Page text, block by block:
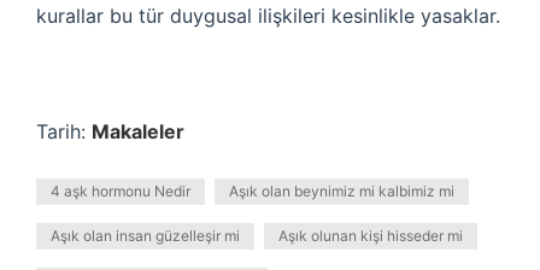
kurallar bu tür duygusal ilişkileri kesinlikle yasaklar.
Tarih: Makaleler
4 aşk hormonu Nedir Aşık olan beynimiz mi kalbimiz mi
Aşık olan insan güzelleşir mi Aşık olunan kişi hisseder mi